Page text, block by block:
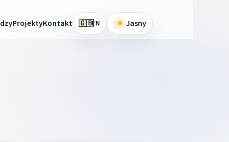
ProjektyKontakt 🇬🇧EN ☀ Jasny